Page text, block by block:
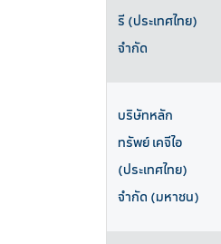
รี (ประเทศไทย)
จำกัด
บริษัทหลัก
ทรัพย์ เคจีไอ
(ประเทศไทย)
จำกัด (มหาชน)